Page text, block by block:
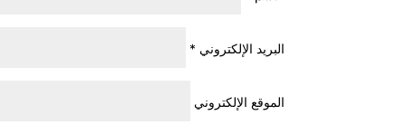
البريد الإلكتروني *
الموقع الإلكتروني